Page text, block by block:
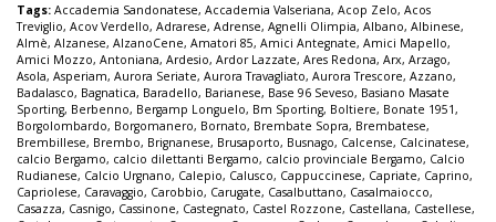
Tags: Accademia Sandonatese, Accademia Valseriana, Acop Zelo, Acos
Treviglio, Acov Verdello, Adrarese, Adrense, Agnelli Olimpia, Albano, Albinese,
Almè, Alzanese, AlzanoCene, Amatori 85, Amici Antegnate, Amici Mapello,
Amici Mozzo, Antoniana, Ardesio, Ardor Lazzate, Ares Redona, Arx, Arzago,
Asola, Asperiam, Aurora Seriate, Aurora Travagliato, Aurora Trescore, Azzano,
Badalasco, Bagnatica, Baradello, Barianese, Base 96 Seveso, Basiano Masate
Sporting, Berbenno, Bergamp Longuelo, Bm Sporting, Boltiere, Bonate 1951,
Borgolombardo, Borgomanero, Bornato, Brembate Sopra, Brembatese,
Brembillese, Brembo, Brignanese, Brusaporto, Busnago, Calcense, Calcinatese,
calcio Bergamo, calcio dilettanti Bergamo, calcio provinciale Bergamo, Calcio
Rudianese, Calcio Urgnano, Calepio, Calusco, Cappuccinese, Capriate, Caprino,
Capriolese, Caravaggio, Carobbio, Carugate, Casalbuttano, Casalmaiocco,
Casazza, Casnigo, Cassinone, Castegnato, Castel Rozzone, Castellana, Castellese,